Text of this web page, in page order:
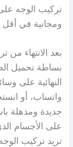
تركيب الوجه
ومجانية في
بعد الانتهاء
بساطة تحميل
النهائية على
واتساب، أو
جديدة ومذهلة
على الأجسام
تريد تركيب